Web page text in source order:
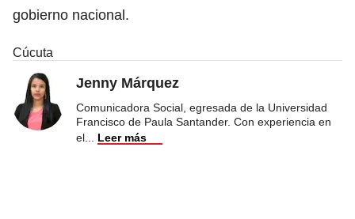
gobierno nacional.
Cúcuta
Jenny Márquez
Comunicadora Social, egresada de la Universidad
Francisco de Paula Santander. Con experiencia en
el
Leer más